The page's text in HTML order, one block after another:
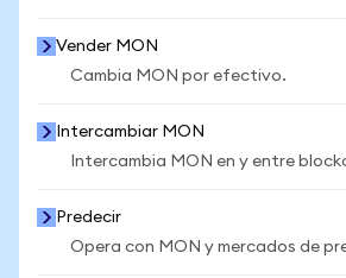
Vender MON
Cambia MON por efectivo.
Intercambiar MON
Intercambia MON en y entre
Predecir
Opera con MON y mercados de